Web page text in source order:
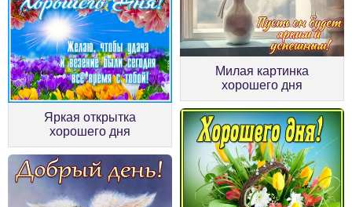
Яркая открытка
хорошего дня
Милая картинка
хорошего дня